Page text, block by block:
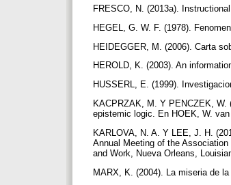
FRESCO, N. (2013a).
HEGEL, G. W. F. (1978).
HEIDEGGER, M. (2006). Carta
HEROLD, K. (2003). An
HUSSERL, E. (1999).
KACPRZAK, M. Y PENCZEK, W.
epistemic logic. En HOEK, W.
KARLOVA, N. A. Y LEE, J. H.
Annual Meeting of the
and Work, Nueva Orleans,
MARX, K. (2004). La miseria de